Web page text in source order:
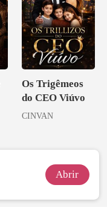
Os Trigêmeos
do CEO Viúvo
CINVAN
Abrir